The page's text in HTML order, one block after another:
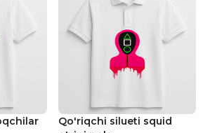
Qo'riqchi silueti squid